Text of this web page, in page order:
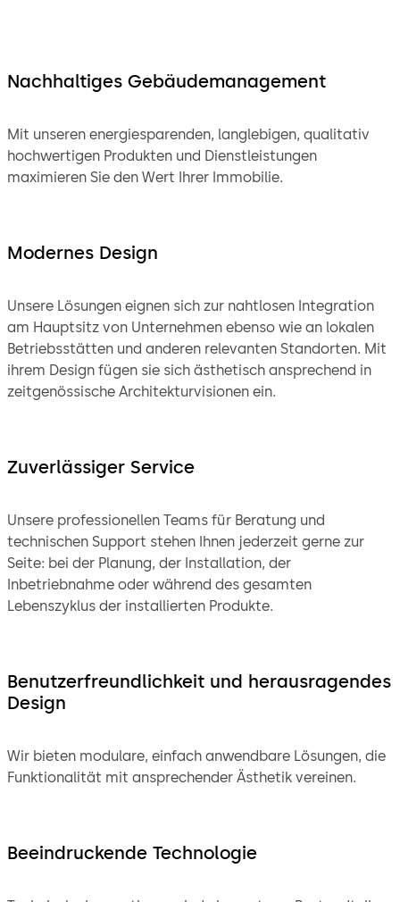
Nachhaltiges Gebäudemanagement
Mit unseren energiesparenden, langlebigen, qualitativ
hochwertigen Produkten und Dienstleistungen
maximieren Sie den Wert Ihrer Immobilie.
Modernes Design
Unsere Lösungen eignen sich zur nahtlosen Integration
am Hauptsitz von Unternehmen ebenso wie an lokalen
Betriebsstätten und anderen relevanten Standorten. Mit
ihrem Design fügen sie sich ästhetisch ansprechend in
zeitgenössische Architekturvisionen ein.
Zuverlässiger Service
Unsere professionellen Teams für Beratung und
technischen Support stehen Ihnen jederzeit gerne zur
Seite: bei der Planung, der Installation, der
Inbetriebnahme oder während des gesamten
Lebenszyklus der installierten Produkte.
Benutzerfreundlichkeit und herausragendes
Design
Wir bieten modulare, einfach anwendbare Lösungen, die
Funktionalität mit ansprechender Ästhetik vereinen.
Beeindruckende Technologie